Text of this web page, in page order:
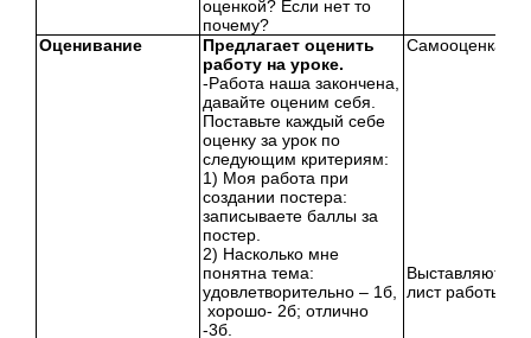
оценкой? Если нет то
почему?
Оценивание
Предлагает оценить
работу на уроке.
-Работа наша закончена,
давайте оценим себя.
Поставьте каждый себе
оценку за урок по
следующим критериям:
1) Моя работа при
создании постера:
записываете баллы за
постер.
2) Насколько мне
понятна тема:
удовлетворительно – 1б,
хорошо- 2б; отлично
-3б.
Самооценка
Выставляют
лист работы на